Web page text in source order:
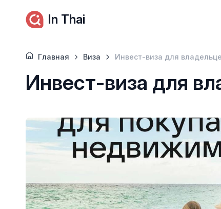
In Thai
Главная Виза Инвест-виза для
Инвест-виза для